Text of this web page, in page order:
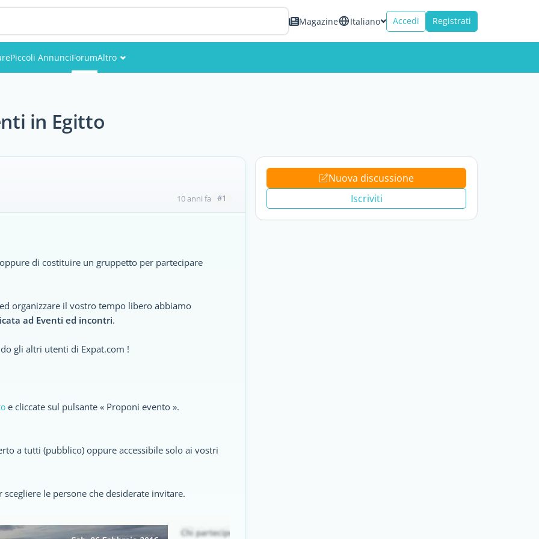
Magazine Italiano Accedi Registrati
Piccoli AnnunciForumAltro
in Egitto
10 anni fa #1
di costituire un gruppetto per partecipare
organizzare il vostro tempo libero abbiamo
ad Eventi ed incontri.
gli altri utenti di Expat.com !
e cliccate sul pulsante « Proponi evento ».
a tutti (pubblico) oppure accessibile solo ai vostri
le persone che desiderate invitare.
Nuova discussione
Iscriviti